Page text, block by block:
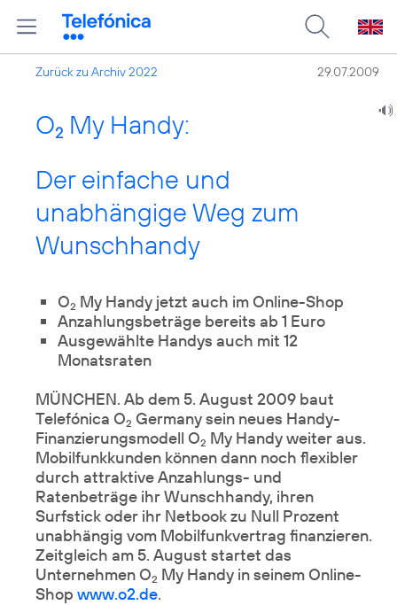
Zurück zu Archiv 2022 29.07.2009
O2 My Handy:
Der einfache und
unabhängige Weg zum
Wunschhandy
O2 My Handy jetzt auch im Online-Shop
Anzahlungsbeträge bereits ab 1 Euro
Ausgewählte Handys auch mit 12
Monatsraten
MÜNCHEN. Ab dem 5. August 2009 baut
Telefónica O2 Germany sein neues Handy-
Finanzierungsmodell O2 My Handy weiter aus.
Mobilfunkkunden können dann noch flexibler
durch attraktive Anzahlungs- und
Ratenbeträge ihr Wunschhandy, ihren
Surfstick oder ihr Netbook zu Null Prozent
unabhängig vom Mobilfunkvertrag finanzieren.
Zeitgleich am 5. August startet das
Unternehmen O2 My Handy in seinem Online-
Shop www.o2.de.